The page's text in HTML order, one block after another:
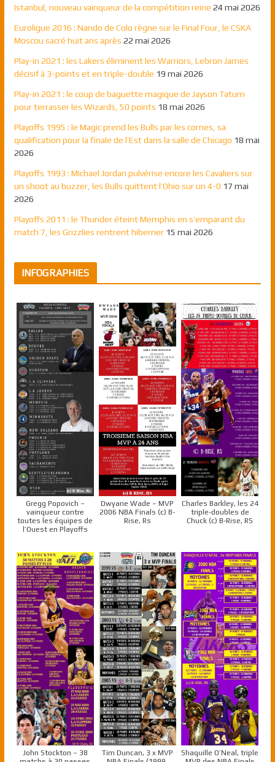
Istanbul, nouveau vainqueur de la compétition reine 24 mai 2026
Euroligue 2016 : Nando de Colo règne sur le Final Four, le CSKA
Moscou sacré huit ans après 22 mai 2026
Play-in 2021 : les Lakers éliminent les Warriors, Lebron James
décisif à 3-points et en triple-double 19 mai 2026
Play-in 2021 : le coup de baguette magique de Jayson Tatum
pour terrasser les Wizards, 50 points 18 mai 2026
Playoffs 1995 : le Magic prend les Bulls par les cornes, sa
qualification pour la finale de l’Est dans la salle de Chicago 18 mai
2026
Playoffs 1993 : Michael Jordan pulvérise encore les Cavaliers sur
un shoot au buzzer, les Bulls quittent l’Ohio sur un 4-0 17 mai
2026
Playoffs 2011 : le Thunder éteint Memphis en s’emparant du
match 7, les Grizzlies rentrent hiberner 15 mai 2026
INFOGRAPHIES
Gregg Popovich –
vainqueur contre
toutes les équipes de
l’Ouest en Playoffs
Dwyane Wade – MVP
2006 NBA Finals (c) B-
Rise, Rs
Charles Barkley, les 24
triple-doubles de
Chuck (c) B-Rise, RS
John Stockton – 38
Tim Duncan, 3 x MVP
Shaquille O’Neal, triple